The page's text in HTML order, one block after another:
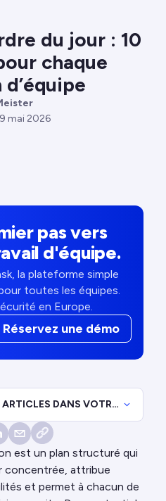
du jour : 10
chaque
mai 2026
pas vers
d'équipe.
la plateforme simple
toutes les équipes.
en Europe.
Réservez une démo
ARTICLES DANS VOTRE
est un plan structuré qui
concentrée, attribue
et permet à chacun de